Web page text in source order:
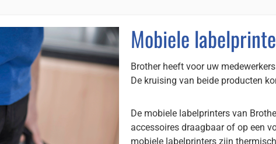
Mobiele
Brother heeft voor uw
De kruising van beide producten
De mobiele labelprinters van
accessoires draagbaar of op een
mobiele labelprinters zijn